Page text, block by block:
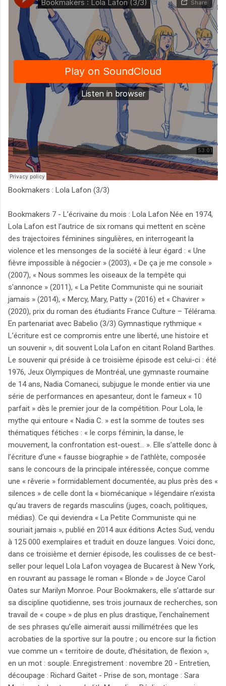
Bookmakers : Lola Lafon (3/3)
Bookmakers 7 - L’écrivaine du mois : Lola Lafon Née en 1974,
Lola Lafon est l’autrice de six romans qui mettent en scène
des trajectoires féminines singulières, en interrogeant la
violence et les mensonges de la société à leur égard : « Une
fièvre impossible à négocier » (2003), « De ça je me console »
(2007), « Nous sommes les oiseaux de la tempête qui
s'annonce » (2011), « La Petite Communiste qui ne souriait
jamais » (2014), « Mercy, Mary, Patty » (2016) et « Chavirer »
(2020), prix du roman des étudiants France Culture – Télérama.
En partenariat avec Babelio (3/3) Gymnastique rythmique «
L’écriture est ce compromis entre une liberté, une histoire et
un souvenir », dit souvent Lola Lafon en citant Roland Barthes.
Le souvenir qui préside à ce troisième épisode est celui-ci : été
1976, Jeux Olympiques de Montréal, une gymnaste roumaine
de 14 ans, Nadia Comaneci, subjugue le monde entier via une
série de performances en apesanteur, dont le fameux « 10
parfait » dès le premier jour de la compétition. Pour Lola, le
mythe qui entoure « Nadia C. » est la somme de toutes ses
thématiques fétiches : « le corps féminin, la danse, le
mouvement, la confrontation est-ouest... ». Elle s’attelle donc à
l’écriture d’une « fausse biographie » de l’athlète, composée
sans le concours de la principale intéressée, conçue comme
une « rêverie » formidablement documentée, au plus près des «
silences » de celle dont la « biomécanique » légendaire n’exista
qu’au travers de regards masculins (juges, coach, politiques,
médias). Ce qui deviendra « La Petite Communiste qui ne
souriait jamais », publié en 2014 aux éditions Actes Sud, vendu
à 125 000 exemplaires et traduit en douze langues. Voici donc,
dans ce troisième et dernier épisode, les coulisses de ce best-
seller pour lequel Lola Lafon voyagea de Bucarest à New York,
en rouvrant au passage le roman « Blonde » de Joyce Carol
Oates sur Marilyn Monroe. Pour Bookmakers, elle s’attarde sur
sa discipline quotidienne, ses trois journaux de recherches, son
travail de « coupe » de plus en plus drastique, l’enchaînement
de ses phrases qu’elle aimerait aussi millimétrées que les
acrobaties de la sportive sur la poutre ; ou encore sur la fiction
vue comme un « territoire de doute, d’hésitation, de flexion »,
en un mot : souple. Enregistrement : novembre 20 - Entretien,
découpage : Richard Gaitet - Prise de son, montage : Sara